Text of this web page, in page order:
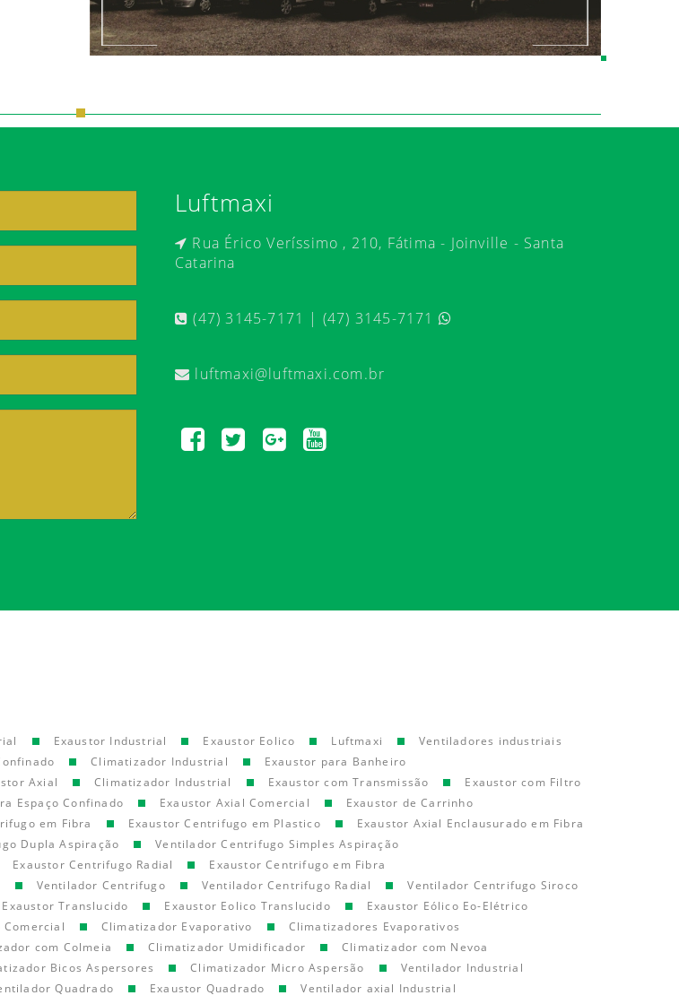
Luftmaxi
Rua Érico Veríssimo , 210, Fátima - Joinville - Santa
Catarina
(47) 3145-7171 | (47) 3145-7171
luftmaxi@luftmaxi.com.br
Exaustor Industrial Exaustor Eolico Luftmaxi
Ventiladores industriais
Climatizador Industrial
Exaustor para Banheiro
Axial Climatizador Industrial Exaustor com Transmissão
Exaustor com Filtro
Espaço Confinado Exaustor Axial Comercial
Exaustor de Carrinho
em Fibra Exaustor Centrifugo em Plastico
Exaustor Axial Enclausurado em Fibra
Dupla Aspiração
Ventilador Centrifugo Simples Aspiração
Exaustor Centrifugo Radial
Exaustor Centrifugo em Fibra
Ventilador Centrifugo Ventilador Centrifugo Radial
Ventilador Centrifugo Siroco
Exaustor Translucido Exaustor Eolico Translucido
Exaustor Eólico Eo-Elétrico
Climatizador Evaporativo
Climatizadores Evaporativos
com Colmeia Climatizador Umidificador
Climatizador com Nevoa
Bicos Aspersores Climatizador Micro Aspersão
Ventilador Industrial
Quadrado Exaustor Quadrado
Ventilador axial Industrial